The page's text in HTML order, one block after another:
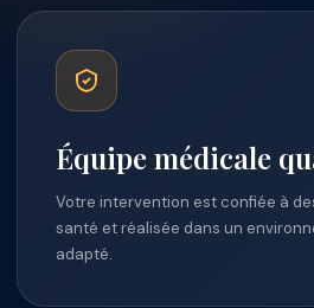
Équipe médicale
Votre intervention est confiée à
santé et réalisée dans un
adapté.